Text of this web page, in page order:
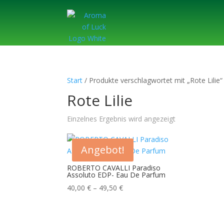
Start / Produkte verschlagwortet mit „Rote Lilie“
Rote Lilie
Einzelnes Ergebnis wird angezeigt
Angebot!
ROBERTO CAVALLI Paradiso
Assoluto EDP- Eau De Parfum
40,00€ – 49,50€Preisspanne: